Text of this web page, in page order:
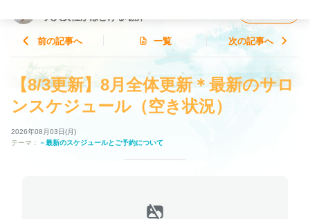
大人女性がほどける場所
前の記事へ 一覧 次の記事へ
【8/3更新】8月全体更新＊最新のサロ
ンスケジュール（空き状況）
2026年08月03日(月)
テーマ： －最新のスケジュールとご予約について